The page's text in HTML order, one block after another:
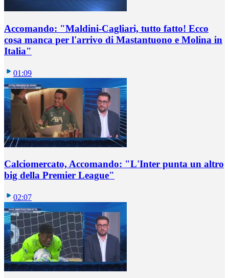
Accomando: "Maldini-Cagliari, tutto fatto! Ecco
cosa manca per l'arrivo di Mastantuono e Molina in
Italia"
01:09
Calciomercato, Accomando: "L'Inter punta un altro
big della Premier League"
02:07